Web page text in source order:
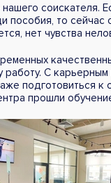
соискателя.
пособия, то
нет чувства
С карьерным
подготовиться к
прошли